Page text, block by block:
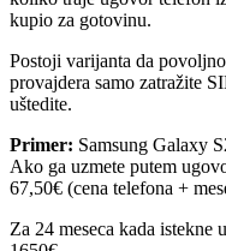
kupio za gotovinu.
Postoji varijanta da
provajdera samo zatražite
uštedite.
Primer: Samsung Galaxy
Ako ga uzmete putem
67,50€ (cena telefona +
Za 24 meseca kada istekne